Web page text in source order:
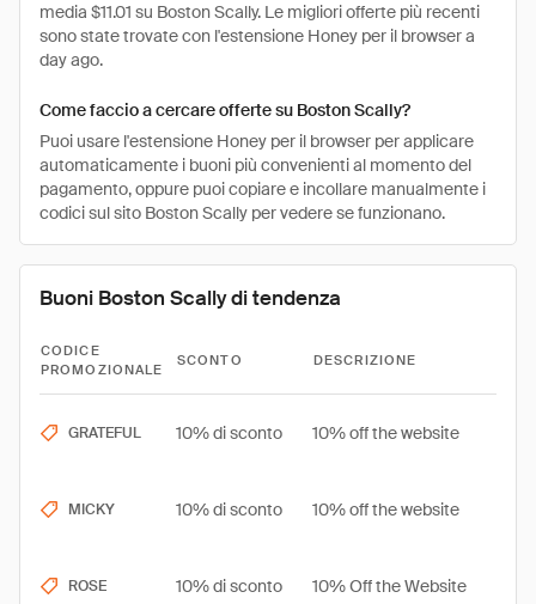
media $11.01 su Boston Scally. Le migliori offerte più recenti
sono state trovate con l'estensione Honey per il browser a
day ago.
Come faccio a cercare offerte su Boston Scally?
Puoi usare l'estensione Honey per il browser per applicare
automaticamente i buoni più convenienti al momento del
pagamento, oppure puoi copiare e incollare manualmente i
codici sul sito Boston Scally per vedere se funzionano.
Buoni Boston Scally di tendenza
CODICE
PROMOZIONALE
SCONTO DESCRIZIONE
GRATEFUL 10% di sconto 10% off the website
MICKY 10% di sconto 10% off the website
ROSE 10% di sconto 10% Off the Website